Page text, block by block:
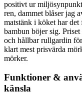
positivt ur
ren, dammet blåser jag
matstänk i köket har
bambun böjer sig.
och hållbar rullgardin
klart mest prisvärda
mörker.
Funktioner &
känsla